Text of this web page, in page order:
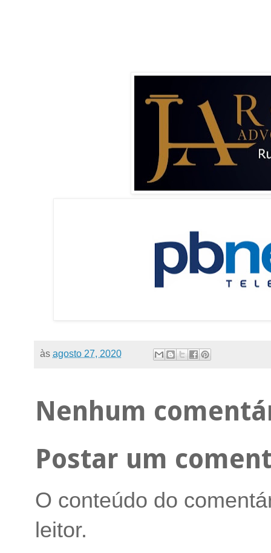
às agosto 27, 2020
Nenhum
Postar um
O conteúdo do
leitor.